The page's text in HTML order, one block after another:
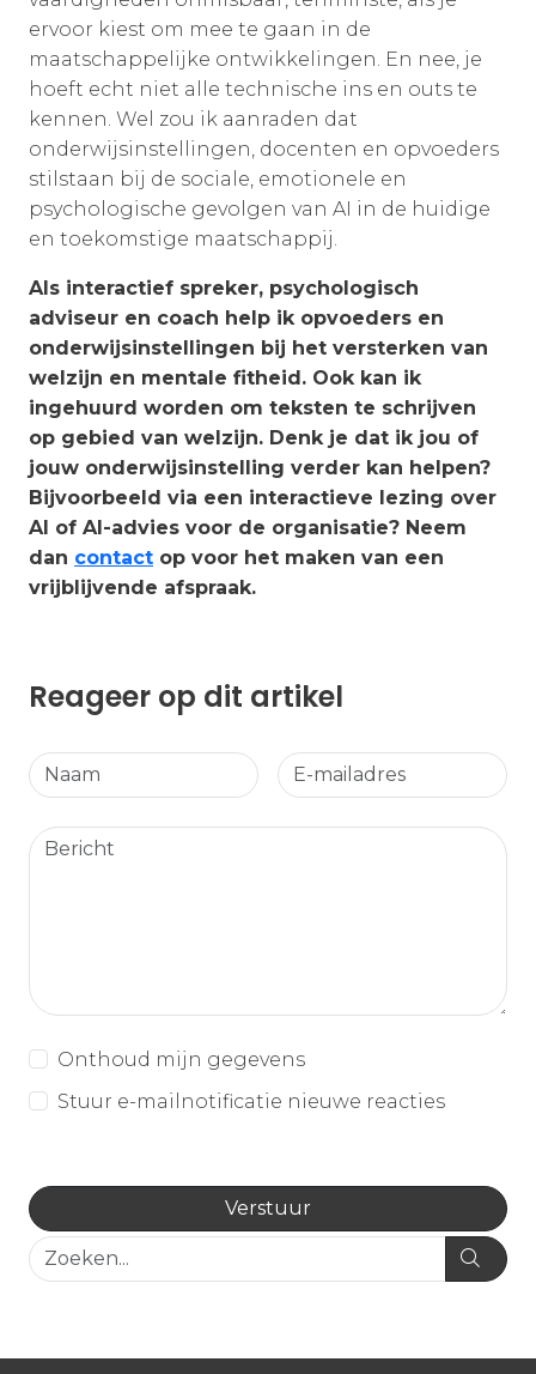
ervoor kiest om mee te gaan in de
maatschappelijke ontwikkelingen. En nee, je
hoeft echt niet alle technische ins en outs te
kennen. Wel zou ik aanraden dat
onderwijsinstellingen, docenten en opvoeders
stilstaan bij de sociale, emotionele en
psychologische gevolgen van AI in de huidige
en toekomstige maatschappij.
Als interactief spreker, psychologisch
adviseur en coach help ik opvoeders en
onderwijsinstellingen bij het versterken van
welzijn en mentale fitheid. Ook kan ik
ingehuurd worden om teksten te schrijven
op gebied van welzijn. Denk je dat ik jou of
jouw onderwijsinstelling verder kan helpen?
Bijvoorbeeld via een interactieve lezing over
AI of AI-advies voor de organisatie? Neem
dan contact op voor het maken van een
vrijblijvende afspraak.
Reageer op dit artikel
Onthoud mijn gegevens
Stuur e-mailnotificatie nieuwe reacties